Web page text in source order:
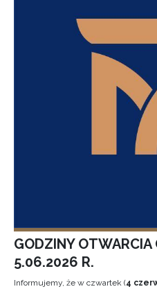
GODZINY
5.06.2026 R.
Informujemy, że w czwartek (4